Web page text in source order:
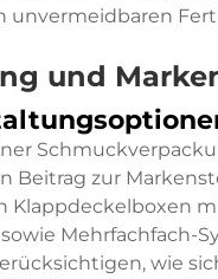
und
Beitrag zur
Klappdeckelboxen
Mehrfachfach-
wie